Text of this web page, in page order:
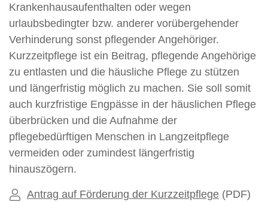
Krankenhausaufenthalten oder wegen
urlaubsbedingter bzw. anderer vorübergehender
Verhinderung sonst pflegender Angehöriger.
Kurzzeitpflege ist ein Beitrag, pflegende Angehörige
zu entlasten und die häusliche Pflege zu stützen
und längerfristig möglich zu machen. Sie soll somit
auch kurzfristige Engpässe in der häuslichen Pflege
überbrücken und die Aufnahme der
pflegebedürftigen Menschen in Langzeitpflege
vermeiden oder zumindest längerfristig
hinauszögern.
Antrag auf Förderung der Kurzzeitpflege (PDF)